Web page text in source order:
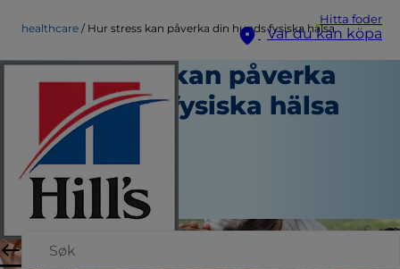
Hitta foder
Var du kan köpa
healthcare Hur stress kan påverka din hunds fysiska hälsa
Hur stress kan påverka
din hunds fysiska hälsa
Hälsovård
Skribent
|
December 11, 2023